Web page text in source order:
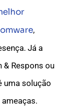
,
Já a
& Respons ou
uma solução